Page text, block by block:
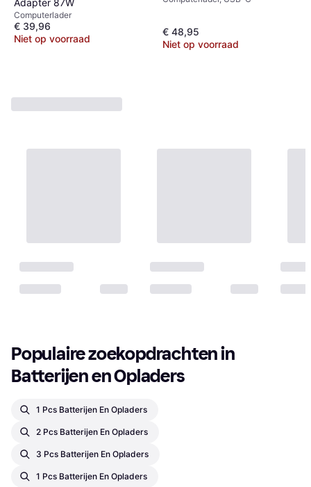
Computerlader
€ 39,96
Niet op voorraad
€ 48,95
Niet op voorraad
Populaire zoekopdrachten in
Batterijen en Opladers
1 Pcs Batterijen En Opladers
2 Pcs Batterijen En Opladers
3 Pcs Batterijen En Opladers
1 Pcs Batterijen En Opladers